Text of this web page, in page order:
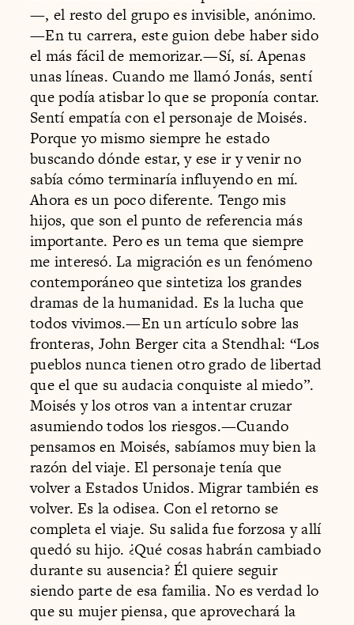
—, el resto del grupo es invisible, anónimo.
—En tu carrera, este guion debe haber sido
el más fácil de memorizar.—Sí, sí. Apenas
unas líneas. Cuando me llamó Jonás, sentí
que podía atisbar lo que se proponía contar.
Sentí empatía con el personaje de Moisés.
Porque yo mismo siempre he estado
buscando dónde estar, y ese ir y venir no
sabía cómo terminaría influyendo en mí.
Ahora es un poco diferente. Tengo mis
hijos, que son el punto de referencia más
importante. Pero es un tema que siempre
me interesó. La migración es un fenómeno
contemporáneo que sintetiza los grandes
dramas de la humanidad. Es la lucha que
todos vivimos.—En un artículo sobre las
fronteras, John Berger cita a Stendhal: “Los
pueblos nunca tienen otro grado de libertad
que el que su audacia conquiste al miedo”.
Moisés y los otros van a intentar cruzar
asumiendo todos los riesgos.—Cuando
pensamos en Moisés, sabíamos muy bien la
razón del viaje. El personaje tenía que
volver a Estados Unidos. Migrar también es
volver. Es la odisea. Con el retorno se
completa el viaje. Su salida fue forzosa y allí
quedó su hijo. ¿Qué cosas habrán cambiado
durante su ausencia? Él quiere seguir
siendo parte de esa familia. No es verdad lo
que su mujer piensa, que aprovechará la